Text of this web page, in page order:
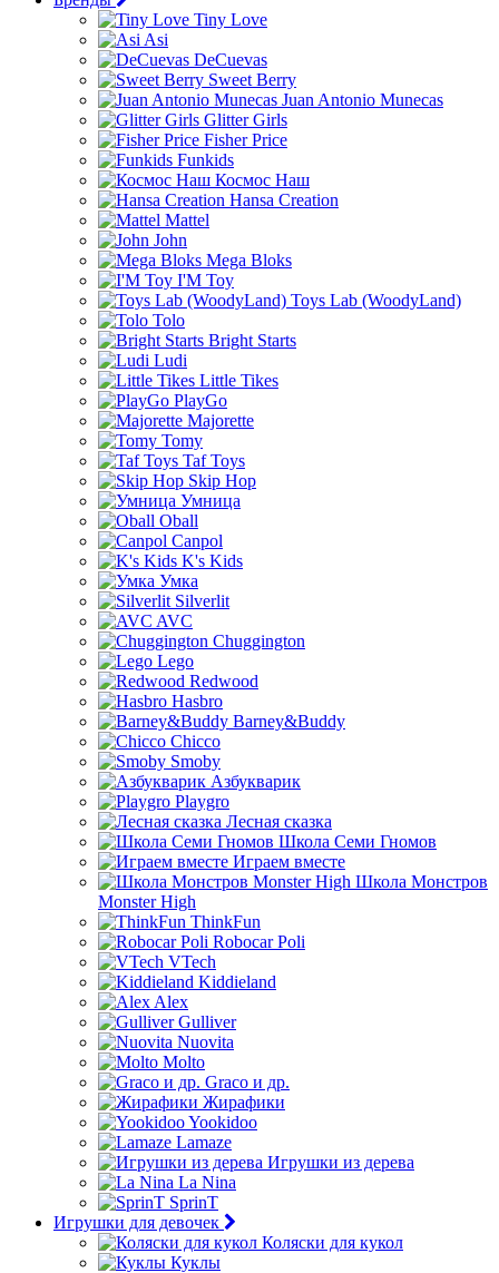
Tiny Love
Asi
DeCuevas
Sweet Berry
Juan Antonio Munecas
Glitter Girls
Fisher Price
Funkids
Космос Наш
Hansa Creation
Mattel
John
Mega Bloks
I'M Toy
Toys Lab (WoodyLand)
Tolo
Bright Starts
Ludi
Little Tikes
PlayGo
Majorette
Tomy
Taf Toys
Skip Hop
Умница
Oball
Canpol
K's Kids
Умка
Silverlit
AVC
Chuggington
Lego
Redwood
Hasbro
Barney&Buddy
Chicco
Smoby
Азбукварик
Playgro
Лесная сказка
Школа Семи Гномов
Играем вместе
Школа Монстров
Monster High
ThinkFun
Robocar Poli
VTech
Kiddieland
Alex
Gulliver
Nuovita
Molto
Graco и др.
Жирафики
Yookidoo
Lamaze
Игрушки из дерева
La Nina
SprinT
Игрушки для девочек
Коляски для кукол
Куклы